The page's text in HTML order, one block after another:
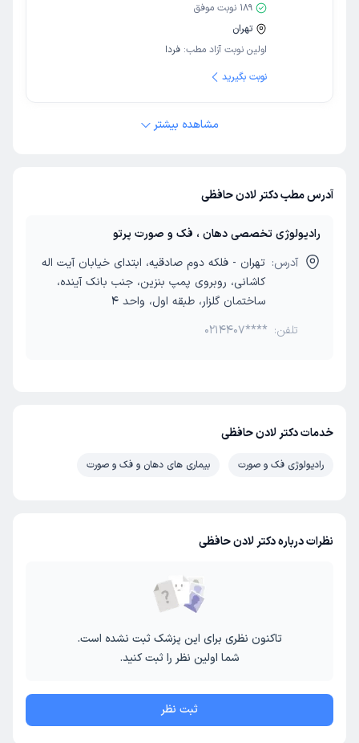
189 نوبت موفق
تهران
اولین نوبت آزاد مطب: فردا
نوبت بگیرید
مشاهده بیشتر
آدرس مطب دکتر لادن حافظی
رادیولوژی تخصصی دهان ، فک و صورت پرتو
آدرس: تهران - فلکه دوم صادقیه، ابتدای خیابان آیت اله
کاشانی، روبروی پمپ بنزین، جنب بانک آینده،
ساختمان گلزار، طبقه اول، واحد 4
تلفن: 0214407****
خدمات دکتر لادن حافظی
رادیولوژی فک و صورت بیماری های دهان و فک و صورت
نظرات درباره دکتر لادن حافظی
تاکنون نظری برای این پزشک ثبت نشده است.
شما اولین نظر را ثبت کنید.
ثبت نظر